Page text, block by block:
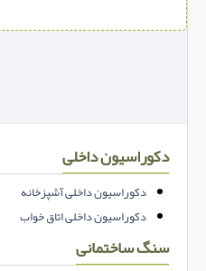
دکوراسیون داخلی
دکوراسیون داخلی آشپزخانه
دکوراسیون داخلی اتاق خواب
سنگ ساختمانی